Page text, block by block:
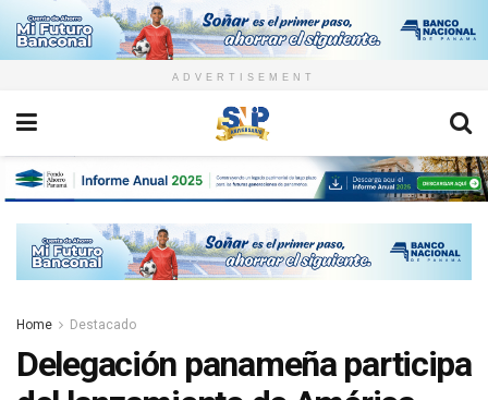
ADVERTISEMENT
Home Destacado
Delegación panameña participa